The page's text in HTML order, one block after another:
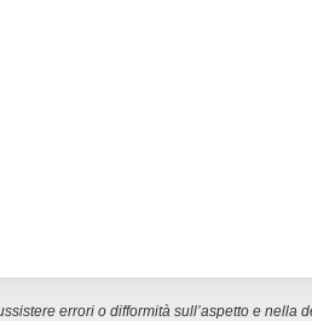
errori o difformità sull’aspetto e nella